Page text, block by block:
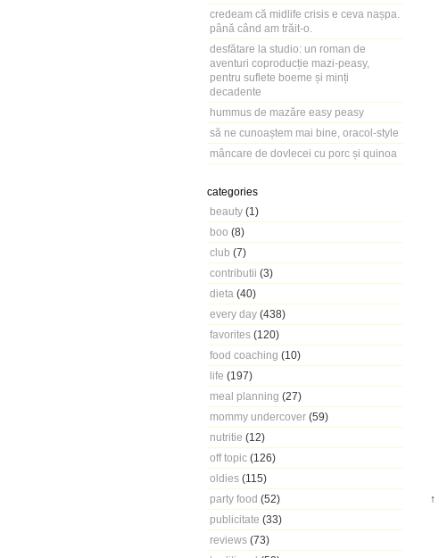
credeam că midlife crisis e ceva nașpa.
până când am trăit-o.
desfătare la studio: un roman de
aventuri coproducție mazi-peasy,
pentru suflete boeme și minți
decadente
hummus de mazăre easy peasy
să ne cunoaștem mai bine, oracol-style
mâncare de dovlecei cu porc și quinoa
categories
beauty (1)
boo (8)
club (7)
contributii (3)
dieta (40)
every day (438)
favorites (120)
food coaching (10)
life (197)
meal planning (27)
mommy undercover (59)
nutritie (12)
off topic (126)
oldies (115)
party food (52)
publicitate (33)
reviews (73)
↑